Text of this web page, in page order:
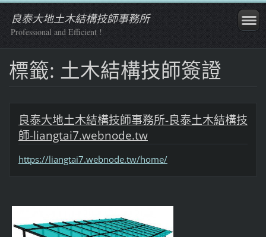
良泰大地土木結構技師事務所
Professional and Efficient !
標籤: 土木結構技師簽證
良泰大地土木結構技師事務所-良泰土木結構技
師-liangtai7.webnode.tw
https://liangtai7.webnode.tw/home/